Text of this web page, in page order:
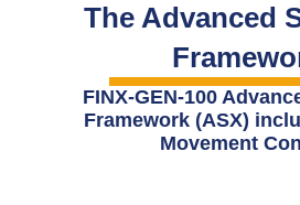
The Advanced
FINX-GEN-100
Framework (ASX)
Movement